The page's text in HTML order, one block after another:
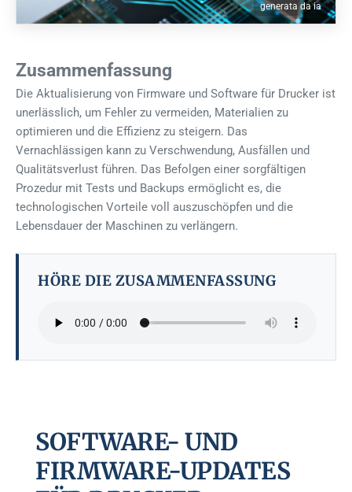
generata da ia
Zusammenfassung
Die Aktualisierung von Firmware und Software für Drucker ist
unerlässlich, um Fehler zu vermeiden, Materialien zu
optimieren und die Effizienz zu steigern. Das
Vernachlässigen kann zu Verschwendung, Ausfällen und
Qualitätsverlust führen. Das Befolgen einer sorgfältigen
Prozedur mit Tests und Backups ermöglicht es, die
technologischen Vorteile voll auszuschöpfen und die
Lebensdauer der Maschinen zu verlängern.
HÖRE DIE ZUSAMMENFASSUNG
SOFTWARE- UND
FIRMWARE-UPDATES